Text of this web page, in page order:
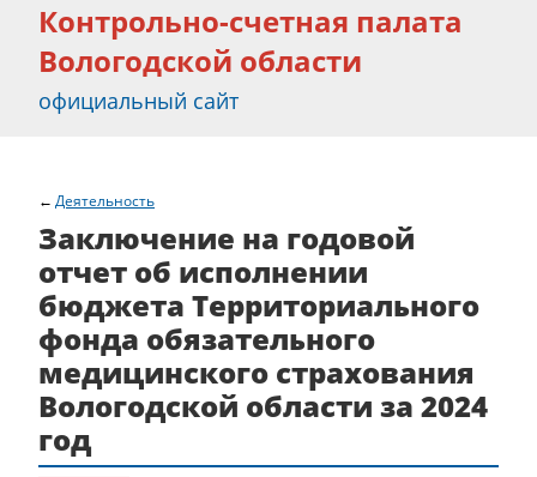
Контрольно-счетная палата
Вологодской области
официальный сайт
Деятельность
Заключение на годовой
отчет об исполнении
бюджета Территориального
фонда обязательного
медицинского страхования
Вологодской области за 2024
год